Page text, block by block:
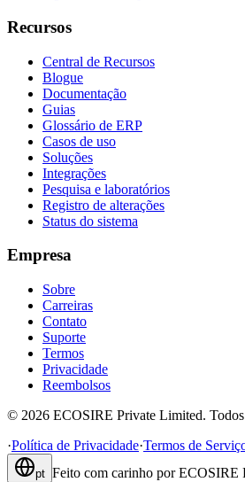
Recursos
Central de Recursos
Blogue
Documentação
Guias
Glossário de ERP
Casos de uso
Soluções
Integrações
Pesquisa e laboratórios
Registro de alterações
Status do sistema
Empresa
Sobre
Carreiras
Contato
Suporte
Termos
Privacidade
Reembolsos
© 2026 ECOSIRE Private Limited. Todos
·Política de Privacidade·Termos de
pt Feito com carinho por ECOSIRE